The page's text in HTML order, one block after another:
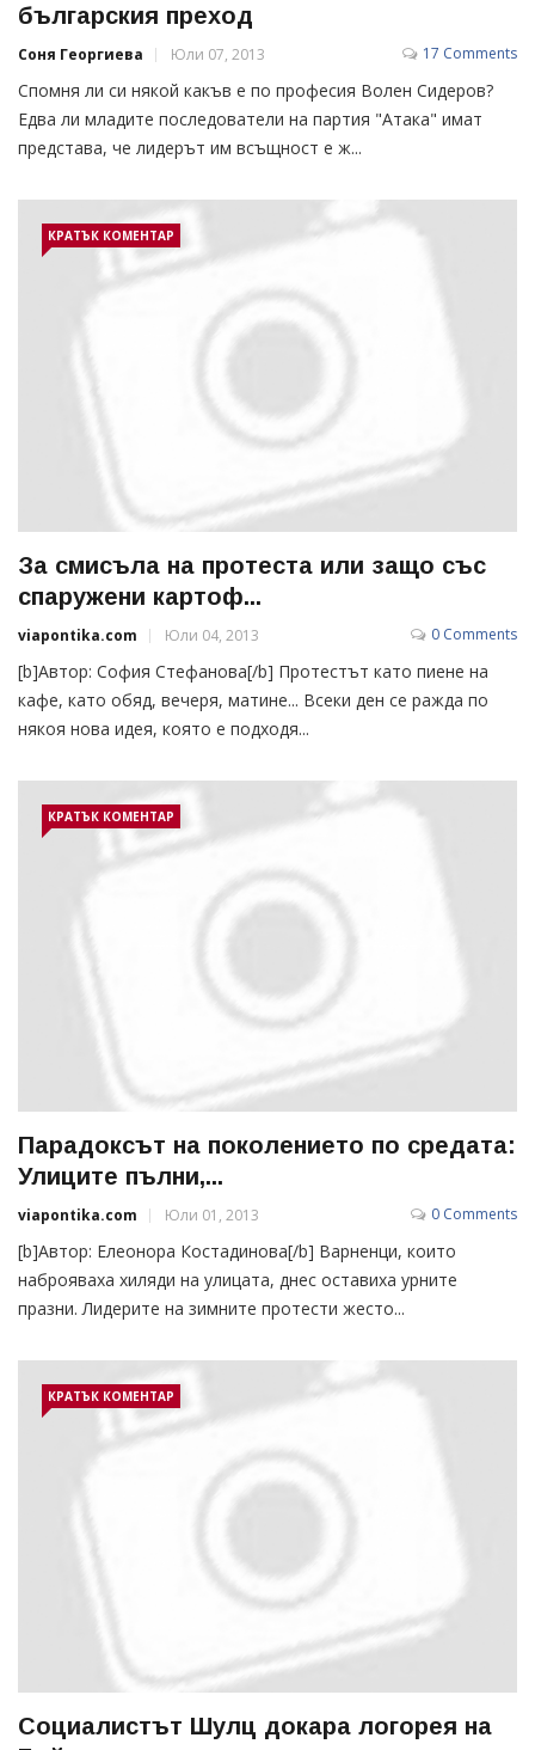
българския преход
Соня Георгиева Юли 07, 2013 17 Comments
Спомня ли си някой какъв е по професия Волен Сидеров?
Едва ли младите последователи на партия "Атака" имат
представа, че лидерът им всъщност е ж...
КРАТЪК КОМЕНТАР
За смисъла на протеста или защо със
спаружени картоф...
viapontika.com Юли 04, 2013 0 Comments
[b]Автор: София Стефанова[/b] Протестът като пиене на
кафе, като обяд, вечеря, матине... Всеки ден се ражда по
някоя нова идея, която е подходя...
КРАТЪК КОМЕНТАР
Парадоксът на поколението по средата:
Улиците пълни,...
viapontika.com Юли 01, 2013 0 Comments
[b]Автор: Елеонора Костадинова[/b] Варненци, които
наброяваха хиляди на улицата, днес оставиха урните
празни. Лидерите на зимните протести жесто...
КРАТЪК КОМЕНТАР
Социалистът Шулц докара логорея на